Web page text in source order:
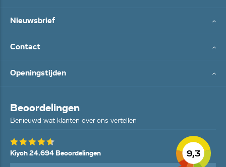
Nieuwsbrief
Contact
Openingstijden
Beoordelingen
Benieuwd wat klanten over ons vertellen
9,3
Kiyoh 24.694 Beoordelingen